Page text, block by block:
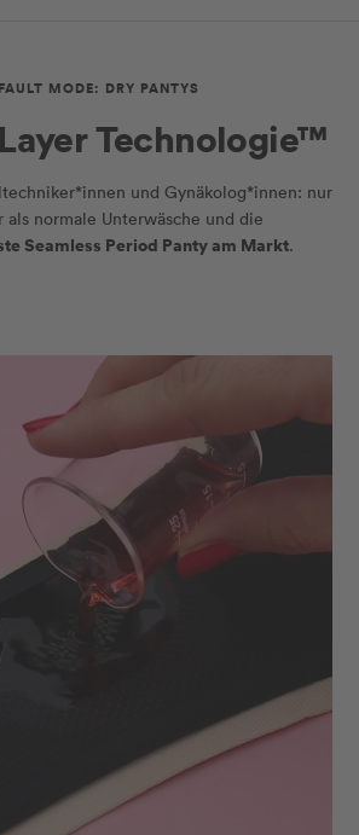
MODE: DRY PANTYS
Technologie™
und Gynäkolog*innen: nur
als normale Unterwäsche und die
Seamless Period Panty am Markt.